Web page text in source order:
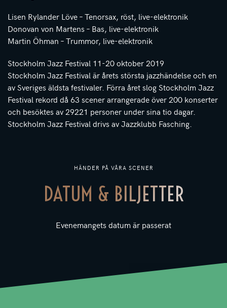
HÄNDER PÅ VÅRA SCENER
DATUM & BILJETTER
Evenemangets datum är passerat
Lisen Rylander Löve – Tenorsax, röst, live-elektronik
Donovan von Martens – Bas, live-elektronik
Martin Öhman – Trummor, live-elektronik
Stockholm Jazz Festival 11-20 oktober 2019
Stockholm Jazz Festival är årets största jazzhändelse och en
av Sveriges äldsta festivaler. Förra året slog Stockholm Jazz
Festival rekord då 63 scener arrangerade över 200 konserter
och besöktes av 29221 personer under sina tio dagar.
Stockholm Jazz Festival drivs av Jazzklubb Fasching.